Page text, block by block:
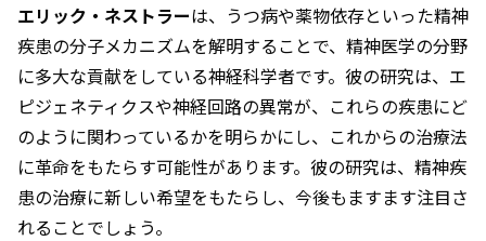
エリック・ネストラーは、うつ病や薬物依存といった精神
疾患の分子メカニズムを解明することで、精神医学の分野
に多大な貢献をしている神経科学者です。彼の研究は、エ
ピジェネティクスや神経回路の異常が、これらの疾患にど
のように関わっているかを明らかにし、これからの治療法
に革命をもたらす可能性があります。彼の研究は、精神疾
患の治療に新しい希望をもたらし、今後もますます注目さ
れることでしょう。